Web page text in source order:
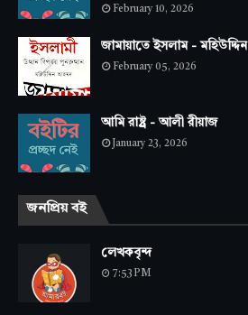
February 10, 2026
জামায়াতে ইসলাম -
February 05, 2026
আমি রাষ্ট্র - আলী রীয়াজ
January 23, 2026
জনপ্রিয় বই
লেখকবৃন্দ
7:53 PM